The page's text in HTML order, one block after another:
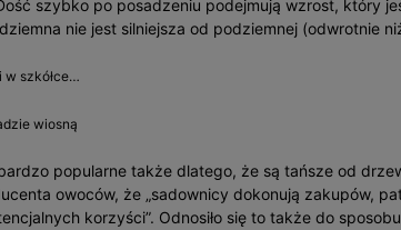
szybko po posadzeniu podejmują wzrost, który
nie jest silniejsza od podziemnej (odwrotnie
w szkółce…
wiosną
popularne także dlatego, że są tańsze od
owoców, że „sadownicy dokonują zakupów,
korzyści”. Odnosiło się to także do